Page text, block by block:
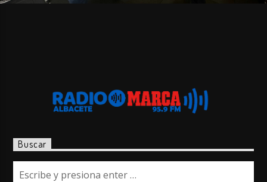
Buscar